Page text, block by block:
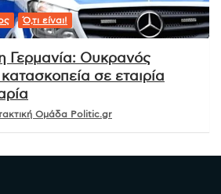
Ό,τι είναι!
Γερμανία: Ουκρανός
σε εταιρία
Ομάδα Politic.gr